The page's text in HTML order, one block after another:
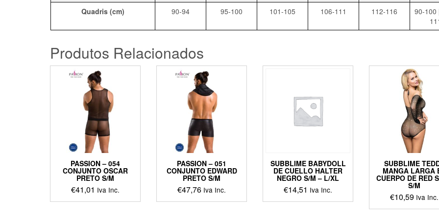
Quadris (cm)
90-94 95-100 101-105 106-111 112-116
90-100
Produtos Relacionados
PASSION – 054
CONJUNTO OSCAR
PRETO S/M
€41,01 Iva Inc.
This
PASSION – 051
CONJUNTO EDWARD
PRETO S/M
€47,76 Iva Inc.
This
SUBBLIME BABYDOLL
DE CUELLO HALTER
NEGRO S/M – L/XL
€14,51 Iva Inc.
This
SUBBLIME
MANGA LARGA
CUERPO DE RED
S/M
€10,59 Iva Inc.
This